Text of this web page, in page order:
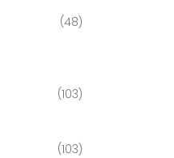
48
103
103